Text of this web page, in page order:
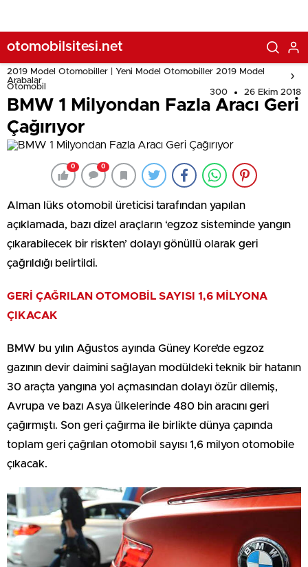
otomobilsitesi.net
2019 Model Otomobiller | Yeni Model Otomobiller 2019 Model
Arabalar
Otomobil
300 26 Ekim 2018
BMW 1 Milyondan Fazla Aracı Geri
Çağırıyor
0 0
Alman lüks otomobil üreticisi tarafından yapılan
açıklamada, bazı dizel araçların ‘egzoz sisteminde yangın
çıkarabilecek bir riskten’ dolayı gönüllü olarak geri
çağrıldığı belirtildi.
GERİ ÇAĞRILAN OTOMOBİL SAYISI 1,6 MİLYONA
ÇIKACAK
BMW bu yılın Ağustos ayında Güney Kore’de egzoz
gazının devir daimini sağlayan modüldeki teknik bir hatanın
30 araçta yangına yol açmasından dolayı özür dilemiş,
Avrupa ve bazı Asya ülkelerinde 480 bin aracını geri
çağırmıştı. Son geri çağırma ile birlikte dünya çapında
toplam geri çağrılan otomobil sayısı 1,6 milyon otomobile
çıkacak.